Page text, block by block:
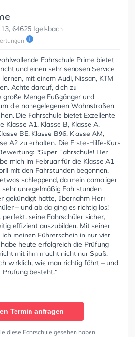
64625 Igelsbach
Fahrschule Prime bietet
und einen sehr seriösen Service
mit einem Audi, Nissan, KTM
Achte darauf, dich zu
große Menge Fußgänger und
die nahegelegenen Wohnstraßen
Die Fahrschule bietet Exzellente
Klasse A1, Klasse B, Klasse A,
BE, Klasse B96, Klasse AM,
A2 zu erhalten. Die Erste-Hilfe-Kurs
"Super Fahrschule! Her
mich im Februar für die Klasse A1
mit den Fahrstunden begonnen.
schleppend, da mein damaliger
unregelmäßig Fahrstunden
gekündigt hatte, übernahm Herr
– und ab da ging es richtig los!
seine Fahrschüler sicher,
effizient auszubilden. Mit seiner
meinen Führerschein in nur vier
heute erfolgreich die Prüfung
mit ihm macht nicht nur Spaß,
wirklich, wie man richtig fährt – und
Prüfung besteht."
Termin anfragen
diese Fahrschule gesehen haben